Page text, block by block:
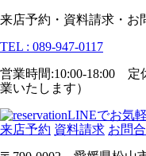
来店予約・資料請求・お
TEL : 089-947-0117
営業時間:10:00-18:00 定
業いたします）
LINEでお気
来店予約 資料請求 お問